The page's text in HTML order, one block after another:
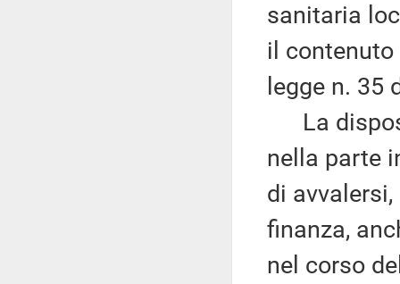
sanitaria
il contenuto
legge n. 35
La
nella parte
di
finanza,
nel corso